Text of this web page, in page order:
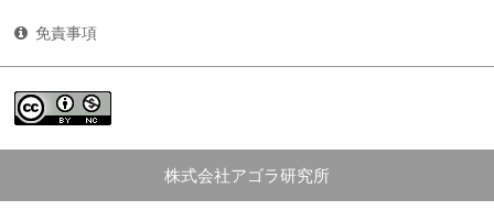
免責事項
株式会社アゴラ研究所